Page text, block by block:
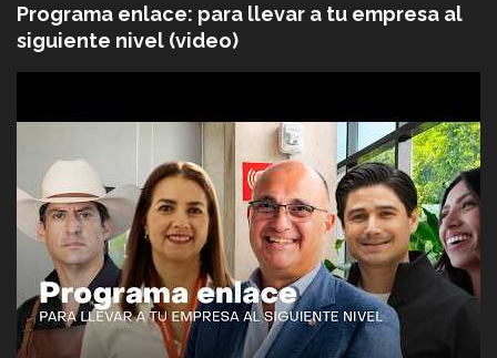
Programa enlace: para llevar a tu empresa al
siguiente nivel (video)